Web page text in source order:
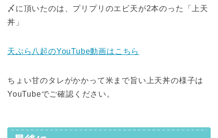
〆に頂いたのは、プリプリのエビ天が2本のった「上天
丼」
天ぷら八起のYouTube動画はこちら
ちょい甘のタレがかかって米まで旨い上天丼の様子は
YouTubeでご確認ください。